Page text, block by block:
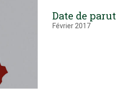
Date de
Février 2017